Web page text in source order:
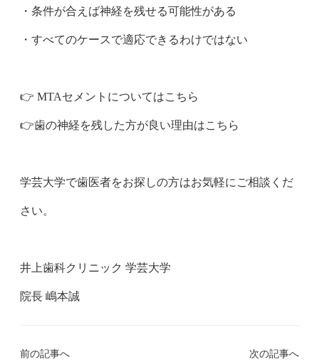
・条件が合えば神経を残せる可能性がある
・すべてのケースで適応できるわけではない
👉 MTAセメントについてはこちら
👉️歯の神経を残した方が良い理由はこちら
学芸大学で歯医者をお探しの方はお気軽にご相談くだ
さい。
井上歯科クリニック 学芸大学
院長 嶋本誠
前の記事へ 次の記事へ